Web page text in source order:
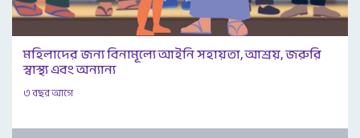
মহিলাদের জন্য বিনামূল্যে আইনি সহায়তা, আশ্রয়, জরুরি
স্বাস্থ্য এবং অন্যান্য
৩ বছর আগে